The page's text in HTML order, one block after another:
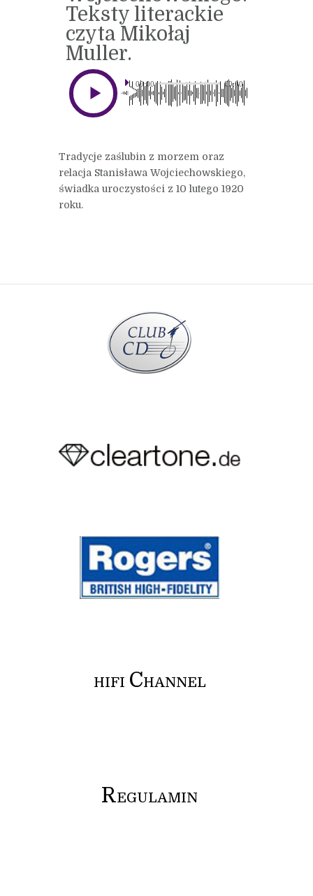
Teksty literackie
czyta Mikołaj
Muller.
00:00 00:00
Tradycje zaślubin z morzem oraz
relacja Stanisława Wojciechowskiego,
świadka uroczystości z 10 lutego 1920
roku.
HIFI CHANNEL
REGULAMIN